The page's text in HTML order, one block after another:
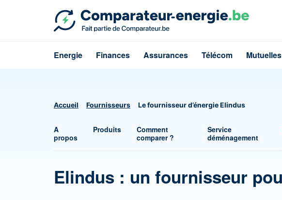
Energie Finances Assurances Télécom Mutuelles
Accueil Fournisseurs Le fournisseur d’énergie Elindus
A
propos
Produits
Comment
comparer ?
Service
déménagement
Elindus : un fournisseur